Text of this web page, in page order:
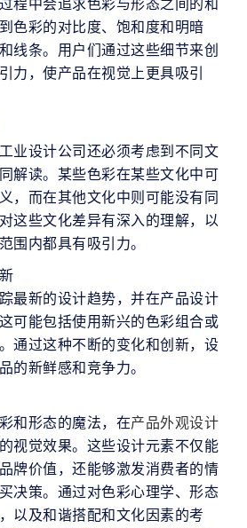
程中会追求色彩与形态之间的和
色彩的对比度、饱和度和明暗
线条。用户们通过这些细节来创
力，使产品在视觉上更具吸引
业设计公司还必须考虑到不同文
解读。某些色彩在某些文化中可
，而在其他文化中则可能没有同
这些文化差异有深入的理解，以
围内都具有吸引力。
最新的设计趋势，并在产品设计
可能包括使用新兴的色彩组合或
通过这种不断的变化和创新，设
的新鲜感和竞争力。
和形态的魔法，在产品外观设计
视觉效果。这些设计元素不仅能
牌价值，还能够激发消费者的情
决策。通过对色彩心理学、形态
以及和谐搭配和文化因素的考